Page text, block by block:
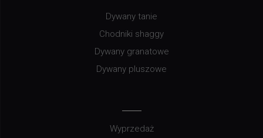
Dywany tanie
Chodniki shaggy
Dywany granatowe
Dywany pluszowe
Wyprzedaż